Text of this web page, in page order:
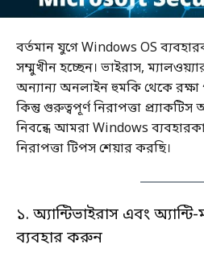
বর্তমান যুগে Windows OS
সম্মুখীন হচ্ছেন। ভাইরাস,
অন্যান্য অনলাইন হুমকি থেকে
কিন্তু গুরুত্বপূর্ণ নিরাপত্তা
নিবন্ধে আমরা Windows
নিরাপত্তা টিপস শেয়ার করছি।
১. অ্যান্টিভাইরাস এবং
ব্যবহার করুন